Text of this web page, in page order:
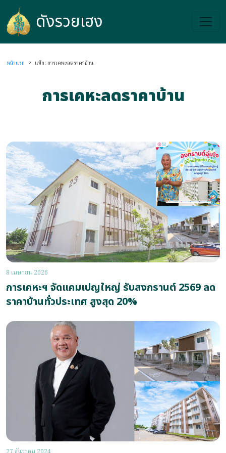
ดังรวยเฮง
ดังรวยเฮง
หน้าแรก > แท็ก: การเคหะลดราคาบ้าน
การเคหะลดราคาบ้าน
8 เมษายน 2026
การเคหะฯ จัดแคมเปญใหญ่ รับสงกรานต์ 2569 ลด
ราคาบ้านทั่วประเทศ สูงสุด 20%